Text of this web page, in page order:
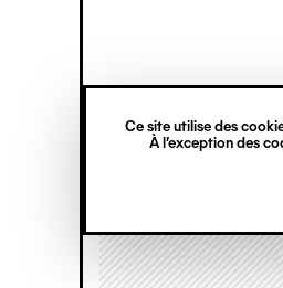
Ce site utilise des
À l’exception des
principal
verticale